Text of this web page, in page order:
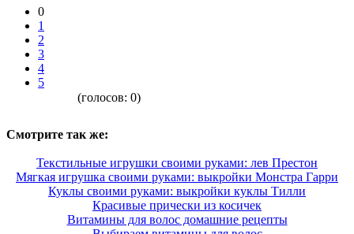
0
1
2
3
4
5
(голосов: 0)
Смотрите так же:
Текстильные игрушки своими руками: лев Престон
Мягкая игрушка своими руками: выкройки Монстра Гарри
Куклы своими руками: выкройки куклы Тилли
Красивые прически из косичек
Витамины для волос домашние рецепты